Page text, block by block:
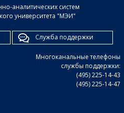
аналитических систем
университета "МЭИ"
Служба поддержки
Многоканальные телефоны
службы поддержки:
(495) 225-14-43
(495) 225-14-47